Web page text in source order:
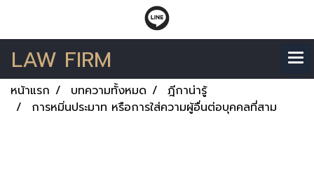
LAW FIRM
หน้าแรก บทความทั้งหมด
ฎีกาน่ารู้
การหมิ่นประมาท หรือการใส่ความผู้อื่นต่อบุคคลที่สาม